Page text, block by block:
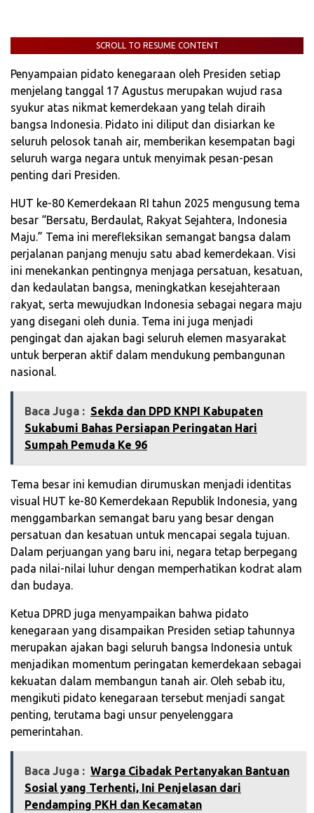
SCROLL TO RESUME CONTENT
Penyampaian pidato kenegaraan oleh Presiden setiap
menjelang tanggal 17 Agustus merupakan wujud rasa
syukur atas nikmat kemerdekaan yang telah diraih
bangsa Indonesia. Pidato ini diliput dan disiarkan ke
seluruh pelosok tanah air, memberikan kesempatan bagi
seluruh warga negara untuk menyimak pesan-pesan
penting dari Presiden.
HUT ke-80 Kemerdekaan RI tahun 2025 mengusung tema
besar “Bersatu, Berdaulat, Rakyat Sejahtera, Indonesia
Maju.” Tema ini merefleksikan semangat bangsa dalam
perjalanan panjang menuju satu abad kemerdekaan. Visi
ini menekankan pentingnya menjaga persatuan, kesatuan,
dan kedaulatan bangsa, meningkatkan kesejahteraan
rakyat, serta mewujudkan Indonesia sebagai negara maju
yang disegani oleh dunia. Tema ini juga menjadi
pengingat dan ajakan bagi seluruh elemen masyarakat
untuk berperan aktif dalam mendukung pembangunan
nasional.
Baca Juga : Sekda dan DPD KNPI Kabupaten
Sukabumi Bahas Persiapan Peringatan Hari
Sumpah Pemuda Ke 96
Tema besar ini kemudian dirumuskan menjadi identitas
visual HUT ke-80 Kemerdekaan Republik Indonesia, yang
menggambarkan semangat baru yang besar dengan
persatuan dan kesatuan untuk mencapai segala tujuan.
Dalam perjuangan yang baru ini, negara tetap berpegang
pada nilai-nilai luhur dengan memperhatikan kodrat alam
dan budaya.
Ketua DPRD juga menyampaikan bahwa pidato
kenegaraan yang disampaikan Presiden setiap tahunnya
merupakan ajakan bagi seluruh bangsa Indonesia untuk
menjadikan momentum peringatan kemerdekaan sebagai
kekuatan dalam membangun tanah air. Oleh sebab itu,
mengikuti pidato kenegaraan tersebut menjadi sangat
penting, terutama bagi unsur penyelenggara
pemerintahan.
Baca Juga : ‎Warga Cibadak Pertanyakan Bantuan
Sosial yang Terhenti, Ini Penjelasan dari
Pendamping PKH dan Kecamatan